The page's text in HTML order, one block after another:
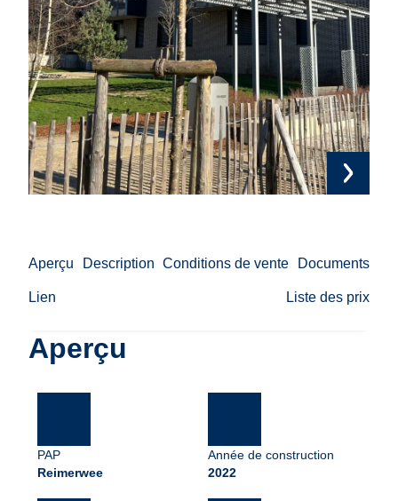
Aperçu Description Conditions de vente Documents
Lien Liste des prix
Aperçu
PAP
Reimerwee
Année de construction
2022